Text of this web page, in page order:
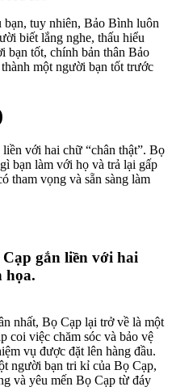
tuy nhiên, Bảo Bình luôn
biết lắng nghe, thấu hiểu
bạn tốt, chính bản thân Bảo
một người bạn tốt trước
với hai chữ “chân thật”. Bọ
bạn làm với họ và trả lại gấp
tham vọng và sẵn sàng làm
gắn liền với hai
họa.
nhất, Bọ Cạp lại trở về là một
coi việc chăm sóc và bảo vệ
vụ được đặt lên hàng đầu.
người bạn tri kỉ của Bọ Cạp,
và yêu mến Bọ Cạp từ đáy